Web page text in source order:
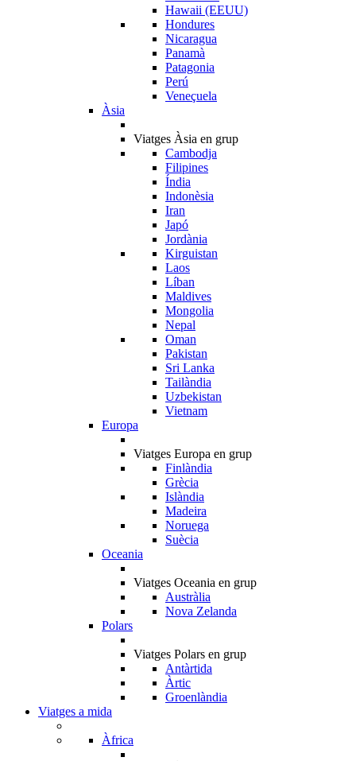
Hawaii (EEUU)
Hondures
Nicaragua
Panamà
Patagonia
Perú
Veneçuela
Àsia
Viatges Àsia en grup
Cambodja
Filipines
Índia
Indonèsia
Iran
Japó
Jordània
Kirguistan
Laos
Líban
Maldives
Mongolia
Nepal
Oman
Pakistan
Sri Lanka
Tailàndia
Uzbekistan
Vietnam
Europa
Viatges Europa en grup
Finlàndia
Grècia
Islàndia
Madeira
Noruega
Suècia
Oceania
Viatges Oceania en grup
Austràlia
Nova Zelanda
Polars
Viatges Polars en grup
Antàrtida
Àrtic
Groenlàndia
Viatges a mida
Àfrica